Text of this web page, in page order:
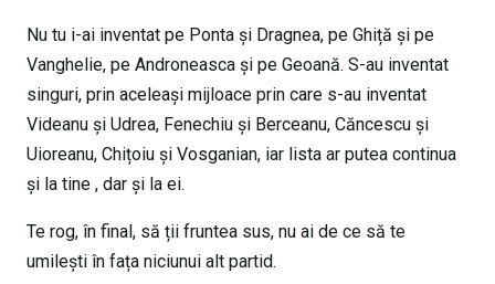
Nu tu i-ai inventat pe Ponta și Dragnea, pe Ghiță și pe
Vanghelie, pe Androneasca și pe Geoană. S-au inventat
singuri, prin aceleași mijloace prin care s-au inventat
Videanu și Udrea, Fenechiu și Berceanu, Căncescu și
Uioreanu, Chițoiu și Vosganian, iar lista ar putea continua
și la tine , dar și la ei.
Te rog, în final, să ții fruntea sus, nu ai de ce să te
umilești în fața niciunui alt partid.